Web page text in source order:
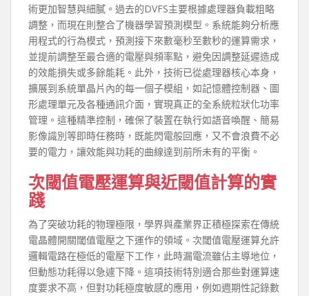
術更加智慧與細膩。過去的DVFS主要根據處理器負載粗略
調整，而現在則整合了機器學習預測模型。系統能夠分析應
用程式的行為模式，預測接下來數毫秒至數秒的運算需求，
並提前調整至最合適的電壓與頻率點，避免因調整延遲造成
的效能損失或多餘能耗。此外，技術已從處理器核心本身，
擴展到系統單晶片內的每一個子模組，如記憶體控制器、圖
形處理單元及各種通訊介面，實現真正的全系統粒狀化功率
管理。這種精準控制，確保了裝置在執行如語音喚醒、簡易
影像識別等即時任務時，既能閃電般回應，又不會浪費不必
要的電力，讓效能與功耗的曲線達到前所未有的平衡。
次閾值電壓運算與近閾值計算的實
踐
為了突破功耗的物理極限，學界與產業界正積極探索在傳統
電晶體開關閾值電壓之下運作的領域。次閾值電壓運算允許
邏輯電路在極低的電壓下工作，此時漏電流雖佔主導地位，
但動態功耗得以急遽下降。這項技術特別適合那些對運算速
度要求不高，但對功耗極度敏感的應用，例如週期性記錄數